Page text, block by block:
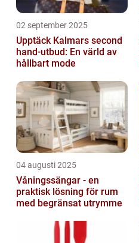
02 september 2025
Upptäck Kalmars second
hand-utbud: En värld av
hållbart mode
04 augusti 2025
Våningssängar - en
praktisk lösning för rum
med begränsat utrymme